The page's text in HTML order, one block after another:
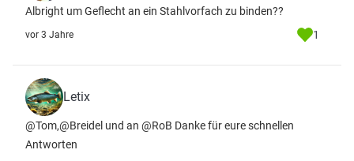
Albright um Geflecht an ein Stahlvorfach zu binden??
vor 3 Jahre 1
Letix
@Tom,@Breidel und an @RoB Danke für eure schnellen
Antworten